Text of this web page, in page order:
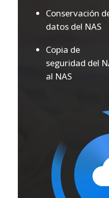
Conservación
datos del NAS
Copia de
seguridad del
al NAS